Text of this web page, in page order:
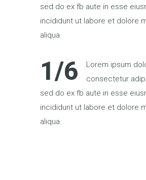
sed do ex fb aute in esse
incididunt ut labore et dolore
aliqua.
1/6
Lorem ipsum
consectetur
sed do ex fb aute in esse
incididunt ut labore et dolore
aliqua.